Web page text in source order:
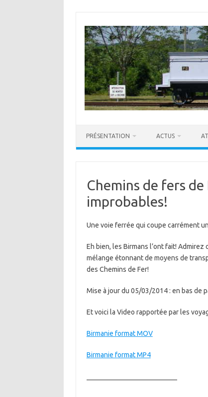
content
PRÉSENTATION ACTUS
Chemins de fers
improbables!
Une voie ferrée qui coupe carrément
Eh bien, les Birmans l’ont fait!
mélange étonnant de moyens de
des Chemins de Fer!
Mise à jour du 05/03/2014 : en bas de
Et voici la Video rapportée par les
Birmanie format MOV
Birmanie format MP4